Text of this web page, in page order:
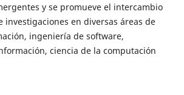
y se promueve el intercambio
investigaciones en diversas áreas de
ingeniería de software,
ciencia de la computación